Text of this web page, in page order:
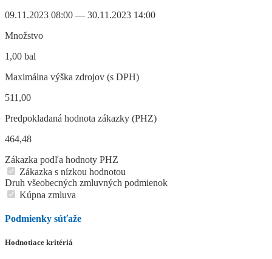
09.11.2023 08:00 — 30.11.2023 14:00
Množstvo
1,00 bal
Maximálna výška zdrojov (s DPH)
511,00
Predpokladaná hodnota zákazky (PHZ)
464,48
Zákazka podľa hodnoty PHZ
Zákazka s nízkou hodnotou
Druh všeobecných zmluvných podmienok
Kúpna zmluva
Podmienky súťaže
Hodnotiace kritériá